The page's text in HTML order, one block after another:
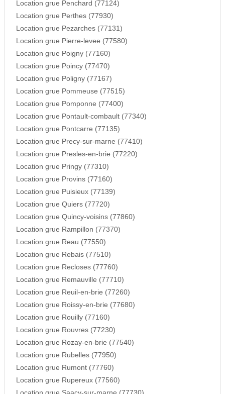
Location grue Penchard (77124)
Location grue Perthes (77930)
Location grue Pezarches (77131)
Location grue Pierre-levee (77580)
Location grue Poigny (77160)
Location grue Poincy (77470)
Location grue Poligny (77167)
Location grue Pommeuse (77515)
Location grue Pomponne (77400)
Location grue Pontault-combault (77340)
Location grue Pontcarre (77135)
Location grue Precy-sur-marne (77410)
Location grue Presles-en-brie (77220)
Location grue Pringy (77310)
Location grue Provins (77160)
Location grue Puisieux (77139)
Location grue Quiers (77720)
Location grue Quincy-voisins (77860)
Location grue Rampillon (77370)
Location grue Reau (77550)
Location grue Rebais (77510)
Location grue Recloses (77760)
Location grue Remauville (77710)
Location grue Reuil-en-brie (77260)
Location grue Roissy-en-brie (77680)
Location grue Rouilly (77160)
Location grue Rouvres (77230)
Location grue Rozay-en-brie (77540)
Location grue Rubelles (77950)
Location grue Rumont (77760)
Location grue Rupereux (77560)